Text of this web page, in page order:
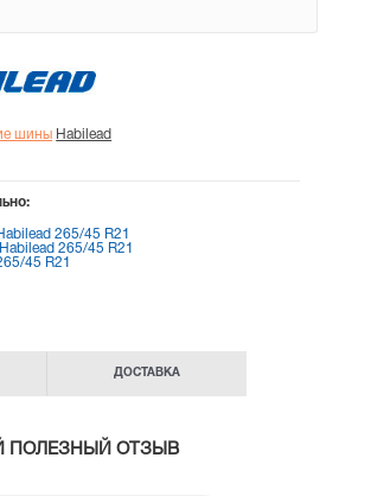
шины Habilead
265/45 R21
Habilead 265/45 R21
45 R21
ДОСТАВКА
ПОЛЕЗНЫЙ ОТЗЫВ